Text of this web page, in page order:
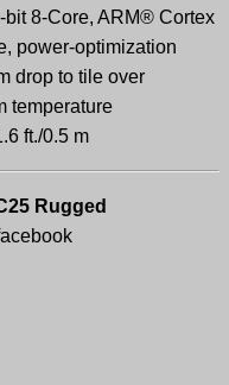
8-Core, ARM® Cortex
power-optimization
drop to tile over
temperature
ft./0.5 m
Rugged